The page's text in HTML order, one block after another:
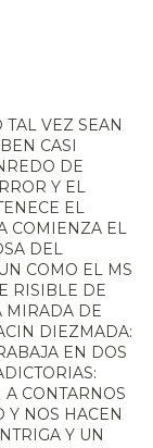
VEZ SEAN
CASI
DE
Y EL
EL
COMIENZA EL
DEL
COMO EL MS
RISIBLE DE
MIRADA DE
DIEZMADA:
EN DOS
A CONTARNOS
Y NOS HACEN
Y UN